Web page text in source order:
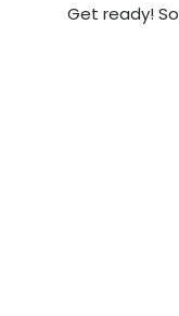
Get ready!